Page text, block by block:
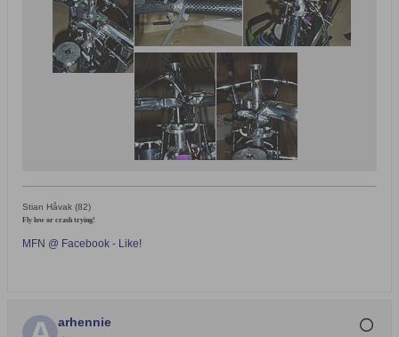
Stian Håvak (82)
Fly low or crash trying!
MFN @ Facebook - Like!
arhennie